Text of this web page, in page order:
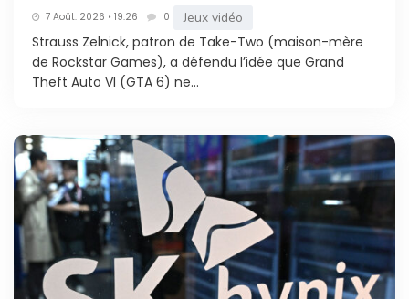
7 Août. 2026 • 19:26 0 Jeux vidéo
Strauss Zelnick, patron de Take-Two (maison-mère
de Rockstar Games), a défendu l’idée que Grand
Theft Auto VI (GTA 6) ne...